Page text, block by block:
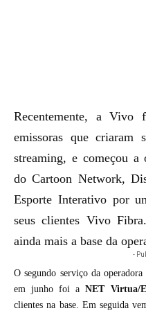
Recentemente, a Vivo
emissoras que criaram
streaming, e começou a
do Cartoon Network,
Esporte Interativo por
seus clientes Vivo
ainda mais a base da
-
O segundo serviço da
em junho foi aNET Virtua/
clientes na base. Em seguida